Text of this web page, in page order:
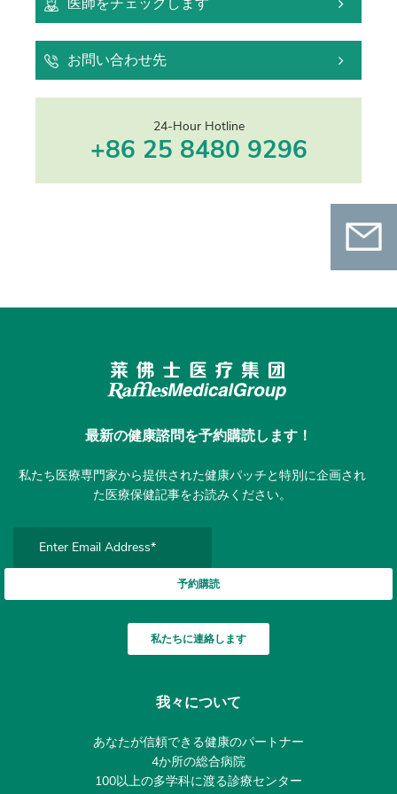
お問い
QRコードをスキャンしてWeChat公式アカ
ください
お問い合わせ先
24-Hour Hotline
+86 25 8480 9296
最新の健康諮問を予約購読します！
私たち医療専門家から提供された健康パッチと特別に企画され
た医療保健記事をお読みください。
予約購読
私たちに連絡します
我々について
あなたが信頼できる健康のパートナー
4か所の総合病院
100以上の多学科に渡る診療センター